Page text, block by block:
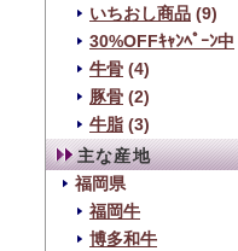
いちおし商品 (9)
30%OFFｷｬﾝﾍﾟｰﾝ中
牛骨 (4)
豚骨 (2)
牛脂 (3)
主な産地
福岡県
福岡牛
博多和牛